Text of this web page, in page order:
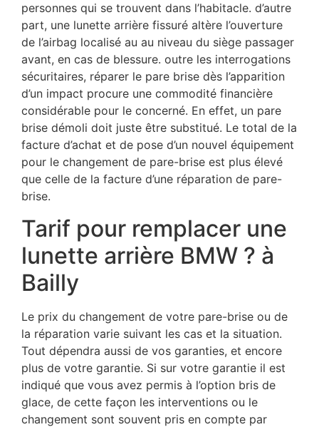
personnes qui se trouvent dans l’habitacle. d’autre
part, une lunette arrière fissuré altère l’ouverture
de l’airbag localisé au au niveau du siège passager
avant, en cas de blessure. outre les interrogations
sécuritaires, réparer le pare brise dès l’apparition
d’un impact procure une commodité financière
considérable pour le concerné. En effet, un pare
brise démoli doit juste être substitué. Le total de la
facture d’achat et de pose d’un nouvel équipement
pour le changement de pare-brise est plus élevé
que celle de la facture d’une réparation de pare-
brise.
Tarif pour remplacer une
lunette arrière BMW ? à
Bailly
Le prix du changement de votre pare-brise ou de
la réparation varie suivant les cas et la situation.
Tout dépendra aussi de vos garanties, et encore
plus de votre garantie. Si sur votre garantie il est
indiqué que vous avez permis à l’option bris de
glace, de cette façon les interventions ou le
changement sont souvent pris en compte par